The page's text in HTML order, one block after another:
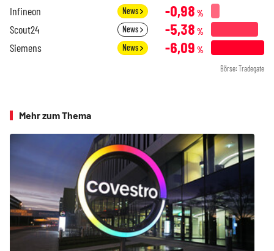
Infineon News -0,98 %
Scout24 News -5,38 %
Siemens News -6,09 %
Börse: Tradegate
Mehr zum Thema